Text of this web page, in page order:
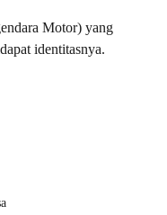
Motor) yang
identitasnya.